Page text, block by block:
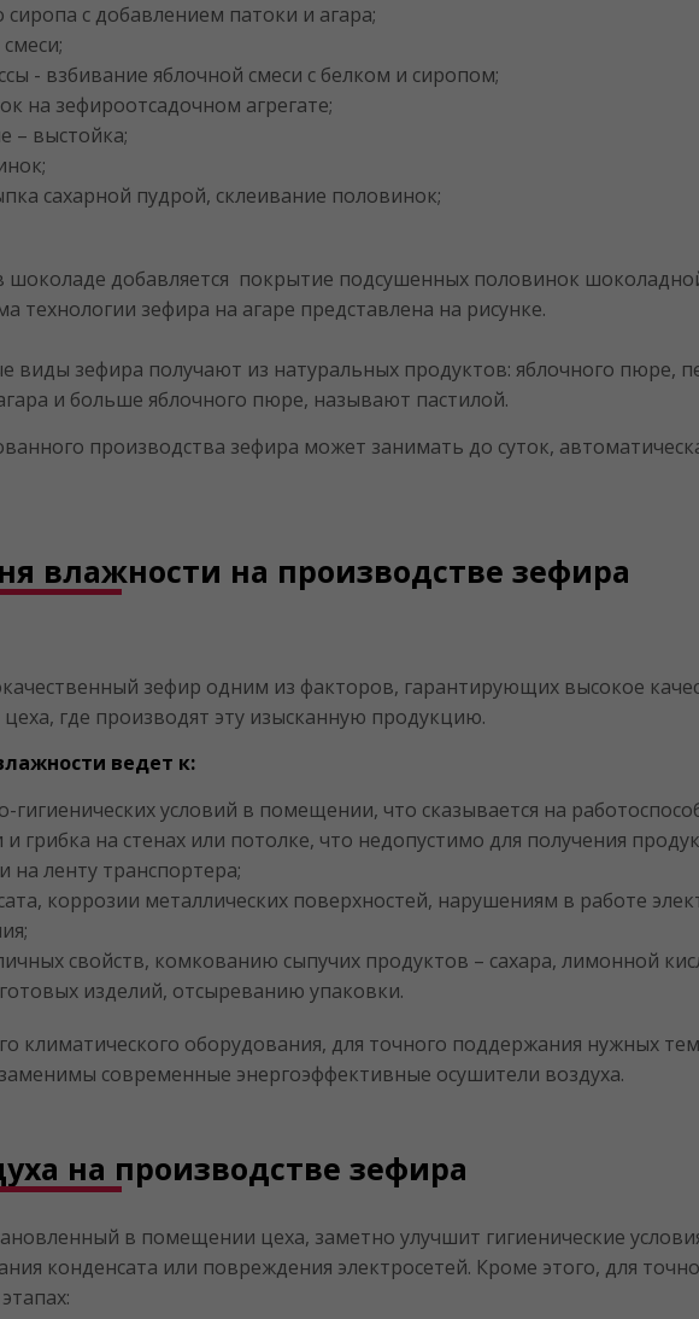
сиропа с добавлением патоки и агара;
- взбивание яблочной смеси с белком и сиропом;
на зефироотсадочном агрегате;
– выстойка;
сахарной пудрой, склеивание половинок;
шоколаде добавляется покрытие подсушенных половинок
технологии зефира на агаре представлена на рисунке.
виды зефира получают из натуральных продуктов: яблочного пюре,
и больше яблочного пюре, называют пастилой.
производства зефира может занимать до суток,
влажности на производстве зефира
зефир одним из факторов, гарантирующих высокое
где производят эту изысканную продукцию.
ведет к:
условий в помещении, что сказывается на
грибка на стенах или потолке, что недопустимо для получения
ленту транспортера;
коррозии металлических поверхностей, нарушениям в работе
свойств, комкованию сыпучих продуктов – сахара, лимонной
изделий, отсыреванию упаковки.
климатического оборудования, для точного поддержания нужных
современные энергоэффективные осушители воздуха.
на производстве зефира
в помещении цеха, заметно улучшит гигиенические
конденсата или повреждения электросетей. Кроме этого, для